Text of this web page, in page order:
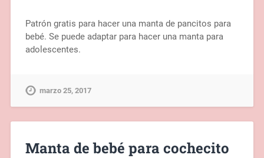
Patrón gratis para hacer una manta de pancitos para
bebé. Se puede adaptar para hacer una manta para
adolescentes.
marzo 25, 2017
Manta de bebé para cochecito